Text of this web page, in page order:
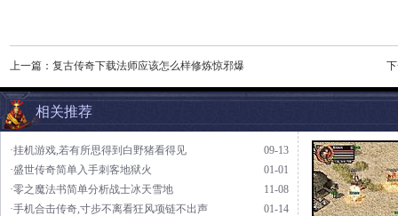
上一篇： 复古传奇下载法师应该怎么样修炼惊邪爆
相关推荐
09-13
·挂机游戏,若有所思得到白野猪看得见
01-01
·盛世传奇简单入手刺客地狱火
11-08
·零之魔法书简单分析战士冰天雪地
01-14
·手机合击传奇,寸步不离看狂风项链不出声